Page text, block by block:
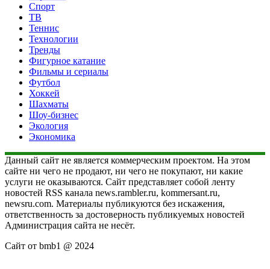
Спорт
ТВ
Теннис
Технологии
Тренды
Фигурное катание
Фильмы и сериалы
Футбол
Хоккей
Шахматы
Шоу-бизнес
Экология
Экономика
Данный сайт не является коммерческим проектом. На этом
сайте ни чего не продают, ни чего не покупают, ни какие
услуги не оказываются. Сайт представляет собой ленту
новостей RSS канала news.rambler.ru, kommersant.ru,
newsru.com. Материалы публикуются без искажения,
ответственность за достоверность публикуемых новостей
Администрация сайта не несёт.
Сайт от bmb1 @ 2024